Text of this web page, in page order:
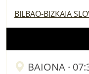
BILBAO-BIZKAIA
BAIONA ·